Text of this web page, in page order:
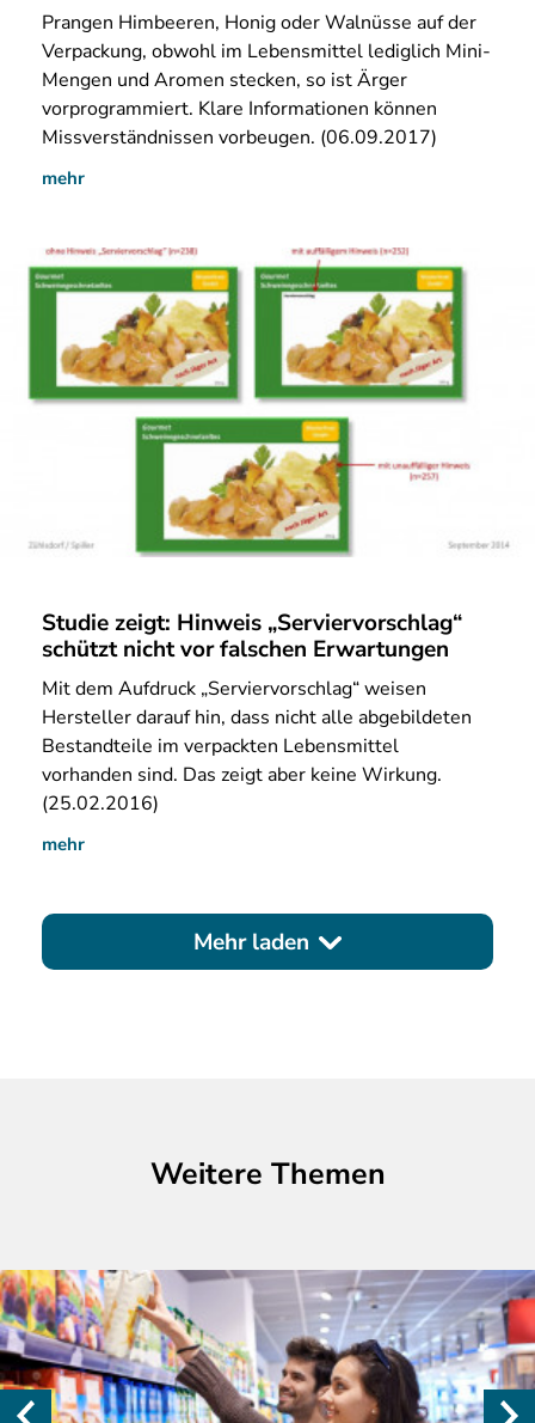
Prangen Himbeeren, Honig oder Walnüsse auf der
Verpackung, obwohl im Lebensmittel lediglich Mini-
Mengen und Aromen stecken, so ist Ärger
vorprogrammiert. Klare Informationen können
Missverständnissen vorbeugen. (06.09.2017)
mehr
Studie zeigt: Hinweis „Serviervorschlag“
schützt nicht vor falschen Erwartungen
Mitdem Aufdruck „Serviervorschlag“ weisen
Hersteller darauf hin, dass nicht alle abgebildeten
Bestandteile im verpackten Lebensmittel
vorhanden sind. Das zeigt aber keine Wirkung.
(25.02.2016)
mehr
Mehr laden
Weitere Themen